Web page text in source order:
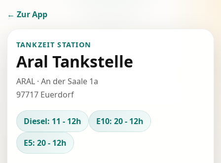
← Zur App
TANKZEIT STATION
Aral Tankstelle
ARAL · An der Saale 1a
97717 Euerdorf
Diesel: 11 - 12h
E10: 20 - 12h
E5: 20 - 12h